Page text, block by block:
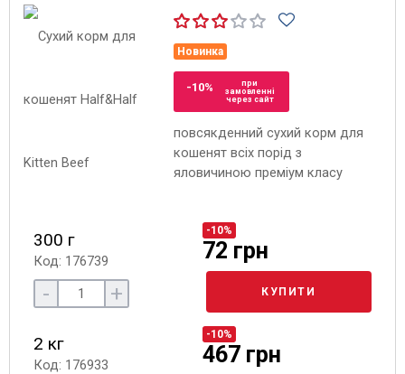
Новинка
-10%
при
замовленні
через сайт
повсякденний сухий корм для
кошенят всіх порід з
яловичиною преміум класу
300 г
Код: 176739
-10%
72 грн
- + КУПИТИ
2 кг
Код: 176933
-10%
467 грн